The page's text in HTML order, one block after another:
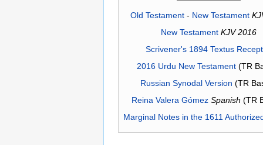
Old Testament- New Testament
New Testament KJV 2016
Scrivener's 1894 Textus
2016 Urdu New Testament(TR
Russian Synodal Version (TR
Reina Valera Gómez Spanish (TR
Marginal Notes in the 1611